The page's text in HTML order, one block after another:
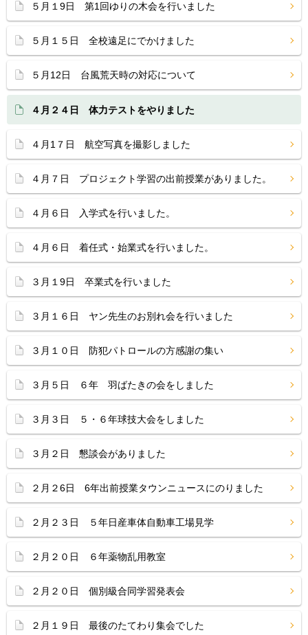
５月１9日 第1回ゆりの木会を行いました
５月１５日 全校遠足にでかけました
５月12日 台風荒天時の対応について
４月２４日 体力テストをやりました
４月1７日 航空写真を撮影しました
４月７日 プロジェクト学習の出前授業がありました。
４月６日 入学式を行いました。
４月６日 着任式・始業式を行いました。
３月１9日 卒業式を行いました
３月１６日 ヤン先生のお別れ会を行いました
３月１０日 防犯パトロールの方感謝の集い
３月５日 ６年 羽ばたきの会をしました
３月３日 ５・６年球技大会をしました
３月２日 懇談会がありました
２月２6日 6年出前授業タウンニュースにのりました
２月２３日 ５年日産車体自動車工場見学
２月２０日 ６年薬物乱用教室
２月２０日 個別級合同学習発表会
２月１９日 最後のたてわり集会でした